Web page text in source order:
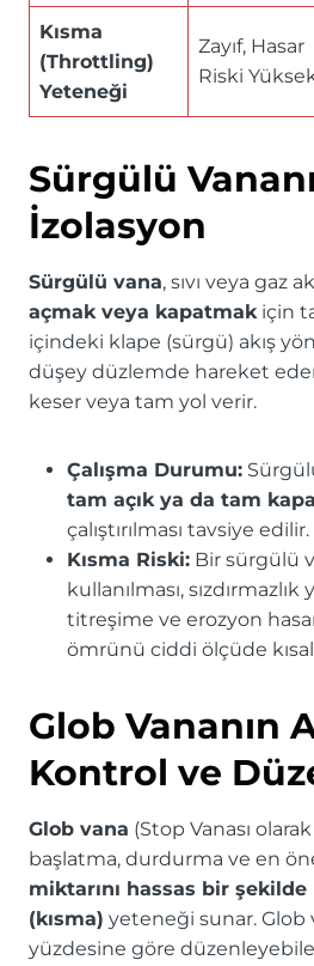
Kısma
(Throttling)
Yeteneği
Zayıf, Hasar
Riski
Sürgülü
İzolasyon
Sürgülü vana, sıvı veya gaz
açmak veya kapatmakiçin
içindeki klape (sürgü) akış
düşey düzlemde hareket
keser veya tam yol verir.
Çalışma Durumu:
tam açık ya da tam
çalıştırılması tavsiye edilir.
Kısma Riski: Bir sürgülü
kullanılması,
titreşime ve erozyon
ömrünü ciddi ölçüde
Glob Vananın
Kontrol ve
Glob vana (Stop Vanası olarak
başlatma, durdurma ve en
miktarını hassas bir
(kısma) yeteneği sunar. Glob
yüzdesine göre